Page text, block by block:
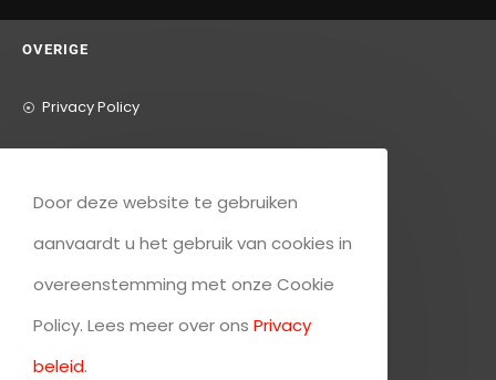
OVERIGE
Privacy Policy
Algemene Voorwaarden
Inschrijfformulier
Opzegformulier
Door deze website te gebruiken
aanvaardt u het gebruik van cookies in
overeenstemming met onze Cookie
Policy. Lees meer over ons Privacy
beleid.